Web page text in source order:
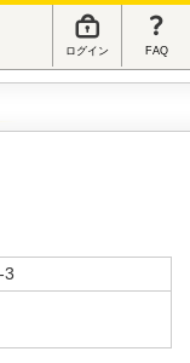
ログイン FAQ
3